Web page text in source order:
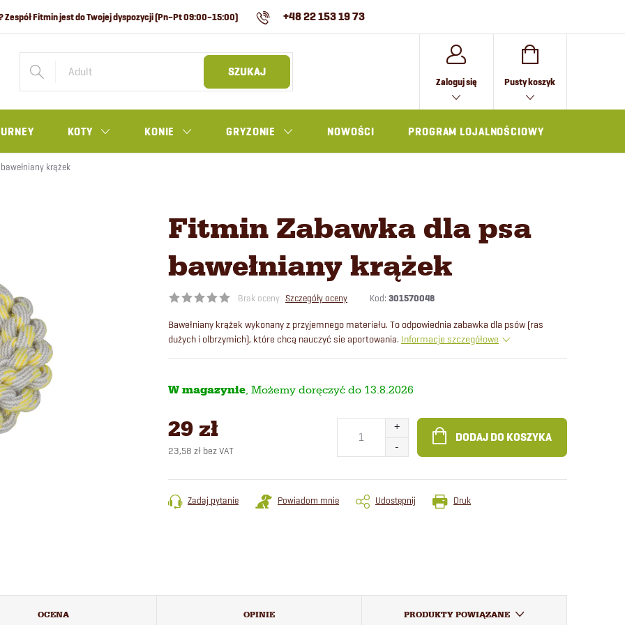
+48 22 153 19 73
SZUKAJ
Zaloguj się KOSZYK
Pusty koszyk
KOTY KONIE GRYZONIE NOWOŚCI PROGRAM LOJALNOŚCIOWY
krążek
Fitmin Zabawka dla psa
bawełniany krążek
Brak oceny Szczegóły oceny Kod: 301570048
Bawełniany krążek wykonany z przyjemnego materiału. To odpowiednia zabawka dla psów (ras
dużych i olbrzymich), które chcą nauczyć sie aportowania. Informacje szczegółowe
W magazynie 13.8.2026
29 zł
23,58 zł bez VAT
jednostkowa:
DODAJ DO KOSZYKA
Druk
Zadaj pytanie Powiadom mnie Udostępnij
OCENA OPINIE PRODUKTY POWIĄZANE